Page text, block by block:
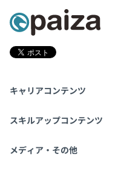
キャリアコンテンツ
転職・キャリア
スキルアップコンテンツ
学習
メディア・その他